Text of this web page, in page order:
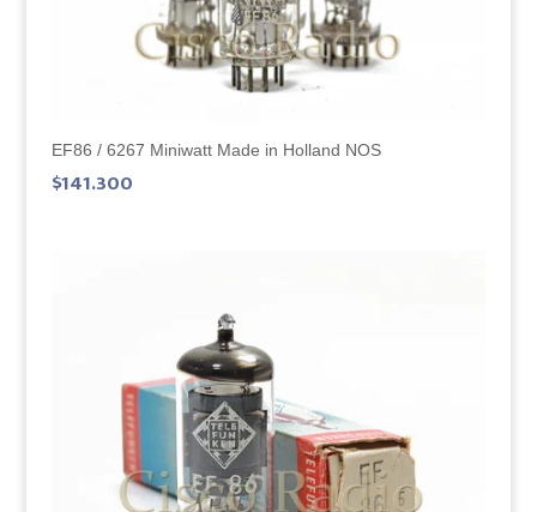
EF86 / 6267 Miniwatt Made in Holland NOS
$141.300